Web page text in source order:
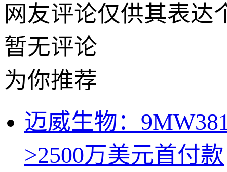
网友评论仅供其表达
暂无评论
为你推荐
迈威生物：
>2500万美元首付款